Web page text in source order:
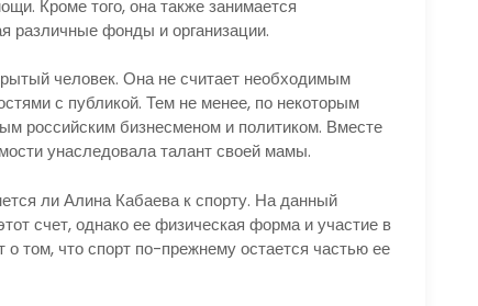
Кроме того, она также занимается
различные фонды и организации.
человек. Она не считает необходимым
с публикой. Тем не менее, по некоторым
российским бизнесменом и политиком. Вместе
унаследовала талант своей мамы.
ли Алина Кабаева к спорту. На данный
счет, однако ее физическая форма и участие в
том, что спорт по-прежнему остается частью ее